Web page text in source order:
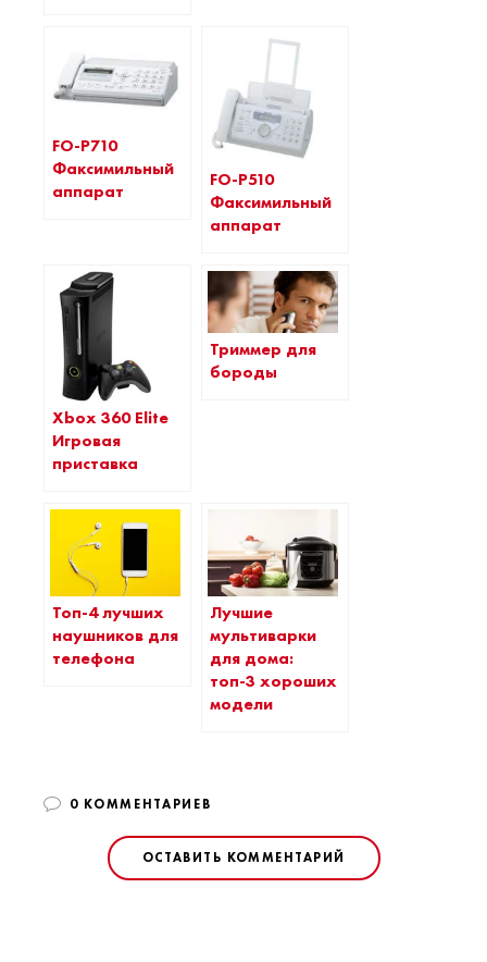
FO-P710
Факсимильный
аппарат
FO-P510
Факсимильный
аппарат
Xbox 360 Elite
Игровая
приставка
Триммер для
бороды
Топ-4 лучших
наушников для
телефона
Лучшие
мультиварки
для дома:
топ-3 хороших
модели
0 КОММЕНТАРИЕВ
ОСТАВИТЬ КОММЕНТАРИЙ